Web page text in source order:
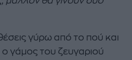
γύρω από το πού και
ο γάμος του ζευγαριού